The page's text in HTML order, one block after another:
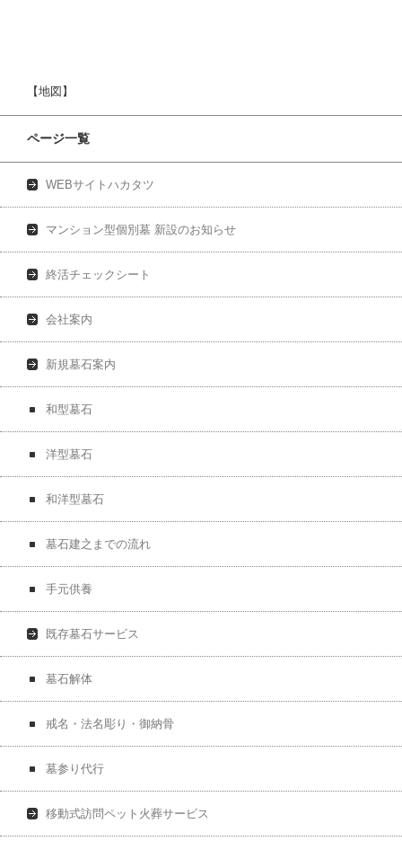
【地図】
ページ一覧
WEBサイトハカタツ
マンション型個別墓 新設のお知らせ
終活チェックシート
会社案内
新規墓石案内
和型墓石
洋型墓石
和洋型墓石
墓石建之までの流れ
手元供養
既存墓石サービス
墓石解体
戒名・法名彫り・御納骨
墓参り代行
移動式訪問ペット火葬サービス